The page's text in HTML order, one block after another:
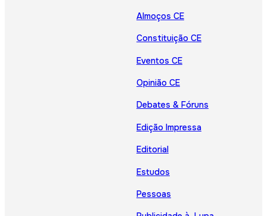
Almoços CE
Constituição CE
Eventos CE
Opinião CE
Debates & Fóruns
Edição Impressa
Editorial
Estudos
Pessoas